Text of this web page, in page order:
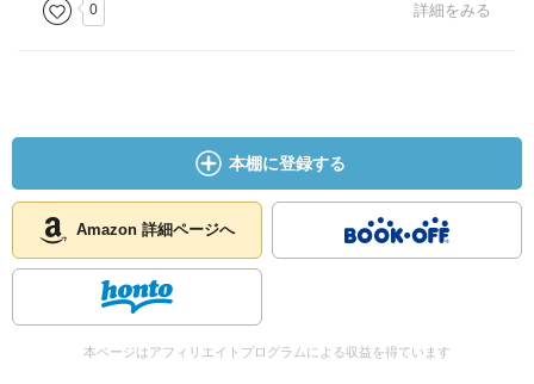
0 詳細をみる
本棚に登録する
Amazon 詳細ページへ
本ページはアフィリエイトプログラムによる収益を得ています